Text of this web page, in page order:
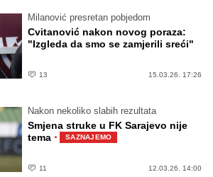
Milanović presretan pobjedom
Cvitanović nakon novog poraza:
"Izgleda da smo se zamjerili sreći"
13 15.03.26. 17:26
Nakon nekoliko slabih rezultata
Smjena struke u FK Sarajevo nije
tema · SAZNAJEMO
11 12.03.26. 14:00